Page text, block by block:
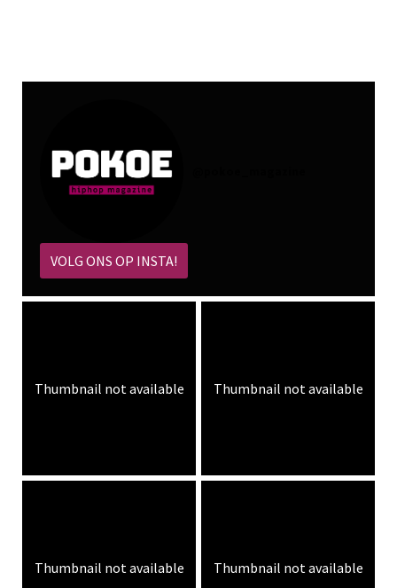
VOLG ONS OP INSTA!
Thumbnail not available Thumbnail not available
Thumbnail not available Thumbnail not available